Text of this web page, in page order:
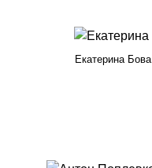
Екатерина Бова